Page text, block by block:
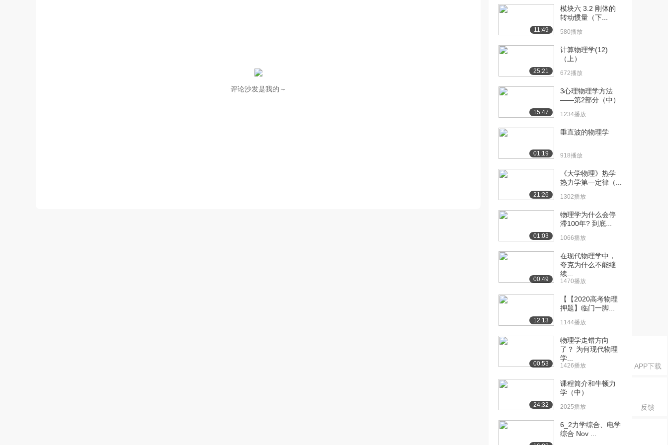
APP下载
反馈
评论沙发是我的～
[10] 模块一 第三讲 引力波
的百年历程（...
1500播放
[11] 模块一 第三讲 引力波
的百年历程（...
613播放
12:25
[12] 模块一 第三讲 引力波
的百年历程（...
1049播放
12:28
[13] 模块一 第三讲 引力波
05:56
[14] 模块一 第三讲 引力波
05:59
[15] 模块一 第四讲 引力波
07:33
[16] 模块一 第四讲 引力波
07:32
[17] 模块一 第五讲 量子物
理科普讲座（...
04:51
[18] 模块一 第五讲 量子物
理科普讲座（...
理科普讲座（...
理科普讲座（...
11:49
模块六 3.2 刚体的
转动惯量（下...
580播放
25:21
计算物理学(12)
（上）
672播放
15:47
3心理物理学方法
——第2部分（中）
1234播放
01:19
垂直波的物理学
918播放
21:26
《大学物理》热学
热力学第一定律（...
1302播放
01:03
物理学为什么会停
滞100年? 到底...
1066播放
00:49
在现代物理学中，
夸克为什么不能继
续...
1470播放
12:13
【【2020高考物理
押题】临门一脚...
1144播放
00:53
物理学走错方向
了？ 为何现代物理
学...
1426播放
24:32
课程简介和牛顿力
学（中）
2025播放
6_2力学综合、电学
综合 Nov ...